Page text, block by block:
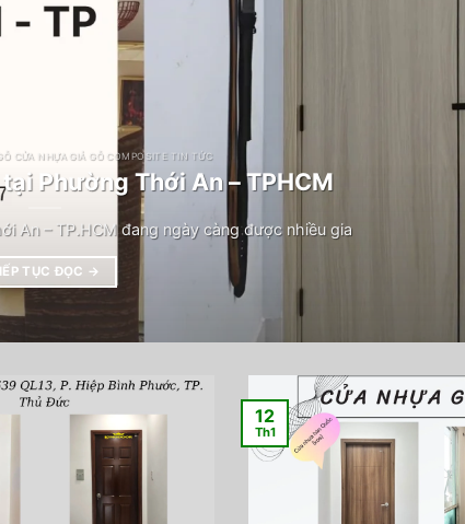
CỬA NHỰA GIẢ GỖ COMPOSITE TIN TỨC
Phường Thới An – TPHCM
An – TP.HCM đang ngày càng được nhiều gia
TỤC ĐỌC →
12
Th1